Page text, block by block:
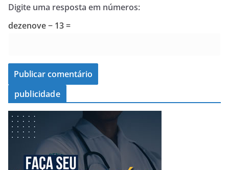
Digite uma resposta em números:
dezenove − 13 =
publicidade